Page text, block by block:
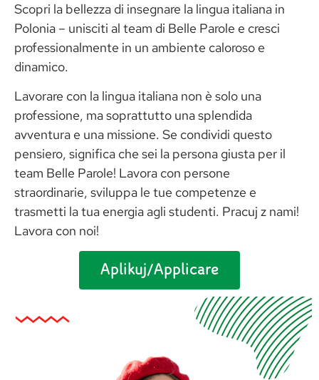
Scopri la bellezza di insegnare la lingua italiana in
Polonia – unisciti al team di Belle Parole e cresci
professionalmente in un ambiente caloroso e
dinamico.
Lavorare con la lingua italiana non è solo una
professione, ma soprattutto una splendida
avventura e una missione. Se condividi questo
pensiero, significa che sei la persona giusta per il
team Belle Parole! Lavora con persone
straordinarie, sviluppa le tue competenze e
trasmetti la tua energia agli studenti. Pracuj z nami!
Lavora con noi!
Aplikuj/Applicare